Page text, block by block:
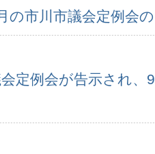
の市川市議会定例会
定例会が告示され、